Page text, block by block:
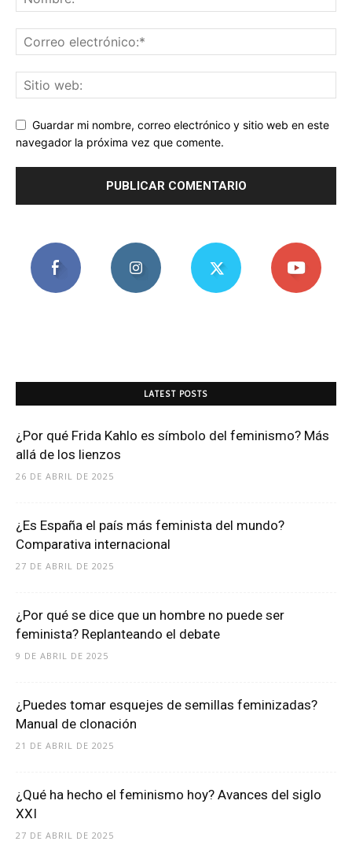
Guardar mi nombre, correo electrónico y sitio web en este
navegador la próxima vez que comente.
LATEST POSTS
¿Por qué Frida Kahlo es símbolo del feminismo? Más
allá de los lienzos
26 DE ABRIL DE 2025
¿Es España el país más feminista del mundo?
Comparativa internacional
27 DE ABRIL DE 2025
¿Por qué se dice que un hombre no puede ser
feminista? Replanteando el debate
9 DE ABRIL DE 2025
¿Puedes tomar esquejes de semillas feminizadas?
Manual de clonación
21 DE ABRIL DE 2025
¿Qué ha hecho el feminismo hoy? Avances del siglo
XXI
27 DE ABRIL DE 2025